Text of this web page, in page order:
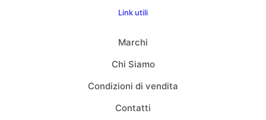
Link utili
Marchi
Chi Siamo
Condizioni di vendita
Contatti